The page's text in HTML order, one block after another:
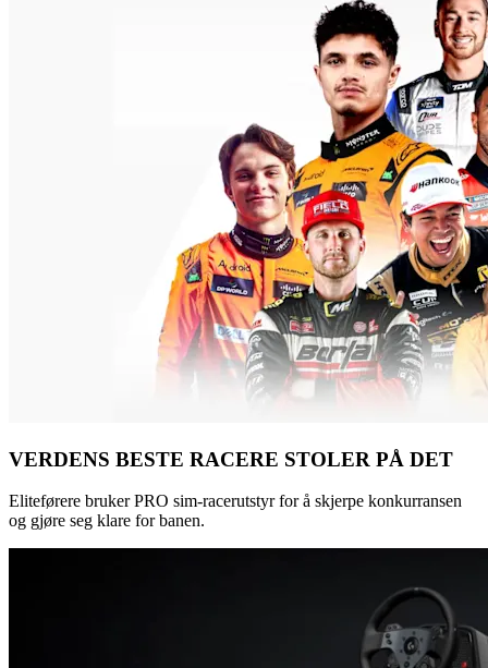
VERDENS BESTE RACERE STOLER PÅ DET
Eliteførere bruker PRO sim-racerutstyr for å skjerpe konkurransen
og gjøre seg klare for banen.